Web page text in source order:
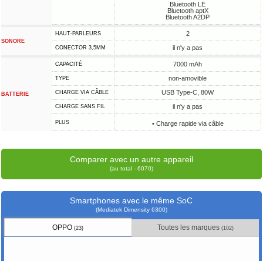
Bluetooth LE
Bluetooth aptX
Bluetooth A2DP
SONORE
HAUT-PARLEURS 2
CONECTOR 3,5MM il n'y a pas
BATTERIE
CAPACITÉ 7000 mAh
TYPE non-amovible
CHARGE VIA CÂBLE USB Type-C, 80W
CHARGE SANS FIL il n'y a pas
PLUS • Charge rapide via câble
Comparer avec un autre appareil
(au total - 6070)
Smartphones avec le même SoC
(Mediatek Dimensity 6300)
OPPO(23) Toutes les marques (102)